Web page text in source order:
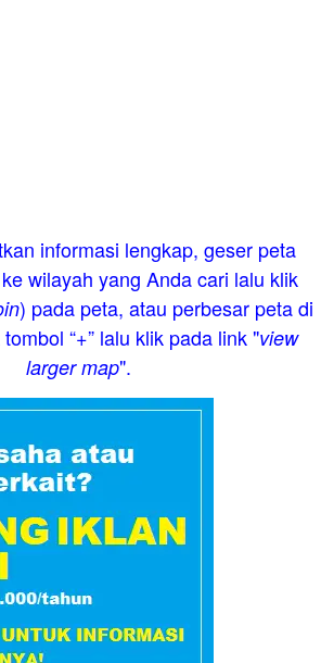
informasi lengkap, geser peta
wilayah yang Anda cari lalu klik
) pada peta, atau perbesar peta di
“+” lalu klik pada link "view
larger map".